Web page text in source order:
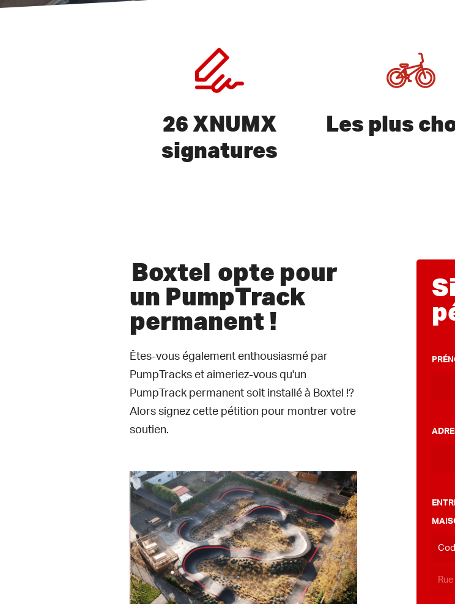
Appuyez sur ENTER pour rechercher ou quitter ESC
26 XNUMX
signatures
Les plus
Boxtel opte pour
un PumpTrack
permanent !
Êtes-vous également enthousiasmé par
PumpTracks et aimeriez-vous qu'un
PumpTrack permanent soit installé à Boxtel !?
Alors signez cette pétition pour montrer votre
soutien.